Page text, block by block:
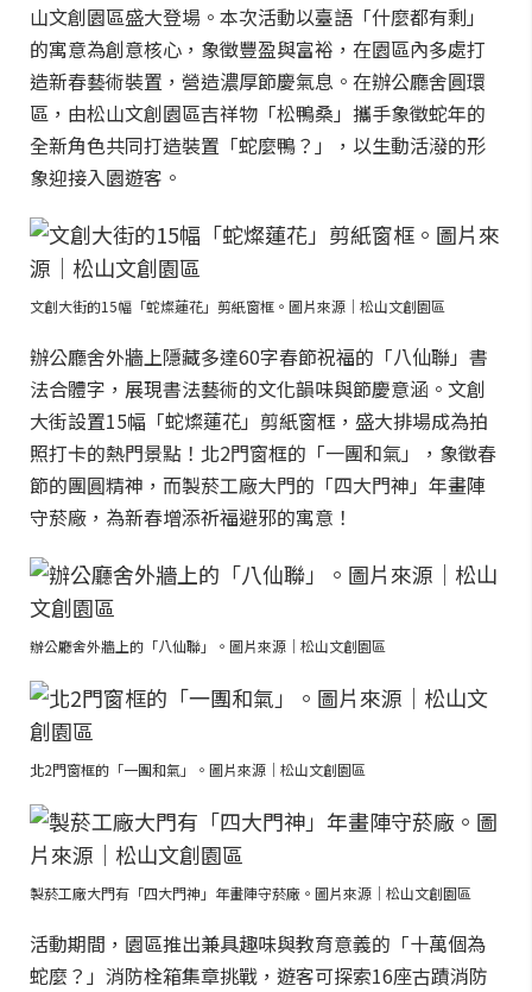
山文創園區盛大登場。本次活動以臺語「什麼都有剩」
的寓意為創意核心，象徵豐盈與富裕，在園區內多處打
造新春藝術裝置，營造濃厚節慶氣息。在辦公廳舍圓環
區，由松山文創園區吉祥物「松鴨桑」攜手象徵蛇年的
全新角色共同打造裝置「蛇麼鴨？」，以生動活潑的形
象迎接入園遊客。
文創大街的15幅「蛇燦蓮花」剪紙窗框。圖片來源｜松山文創園區
辦公廳舍外牆上隱藏多達60字春節祝福的「八仙聯」書
法合體字，展現書法藝術的文化韻味與節慶意涵。文創
大街設置15幅「蛇燦蓮花」剪紙窗框，盛大排場成為拍
照打卡的熱門景點！北2門窗框的「一團和氣」，象徵春
節的團圓精神，而製菸工廠大門的「四大門神」年畫陣
守菸廠，為新春增添祈福避邪的寓意！
辦公廳舍外牆上的「八仙聯」。圖片來源｜松山文創園區
北2門窗框的「一團和氣」。圖片來源｜松山文創園區
製菸工廠大門有「四大門神」年畫陣守菸廠。圖片來源｜松山文創園區
活動期間，園區推出兼具趣味與教育意義的「十萬個為
蛇麼？」消防栓箱集章挑戰，遊客可探索16座古蹟消防